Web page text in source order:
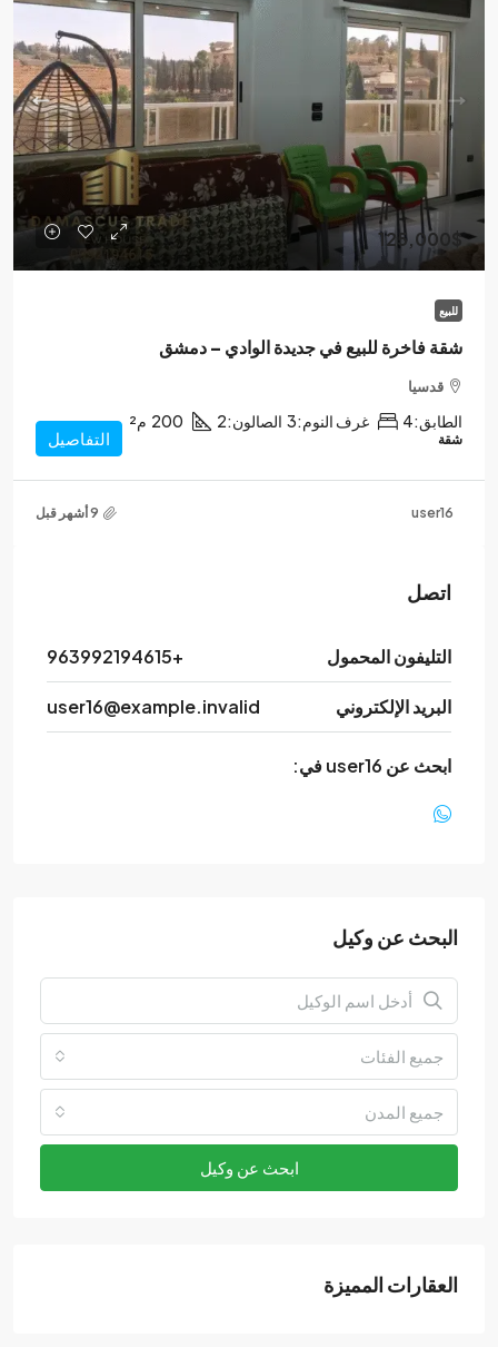
125,000$
للبيع
شقة فاخرة للبيع في جديدة الوادي – دمشق
قدسيا
الطابق:4 غرف النوم:3 الصالون:2
200 م²
شقة التفاصيل
user16
اتصل
التليفون المحمول +963992194615
البريد الإلكتروني user16@example.invalid
ابحث عن user16 في:
البحث عن وكيل
جميع الفئات
جميع المدن
ابحث عن وكيل
العقارات المميزة